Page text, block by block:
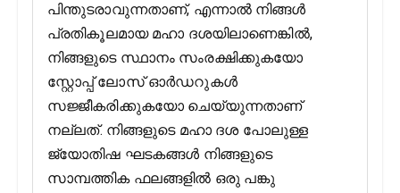
പിന്തുടരാവുന്നതാണ്, എന്നാൽ നിങ്ങൾ
പ്രതികൂലമായ മഹാ ദശയിലാണെങ്കിൽ,
നിങ്ങളുടെ സ്ഥാനം സംരക്ഷിക്കുകയോ
സ്റ്റോപ്പ് ലോസ് ഓർഡറുകൾ
സജ്ജീകരിക്കുകയോ ചെയ്യുന്നതാണ്
നല്ലത്. നിങ്ങളുടെ മഹാ ദശ പോലുള്ള
ജ്യോതിഷ ഘടകങ്ങൾ നിങ്ങളുടെ
സാമ്പത്തിക ഫലങ്ങളിൽ ഒരു പങ്കു